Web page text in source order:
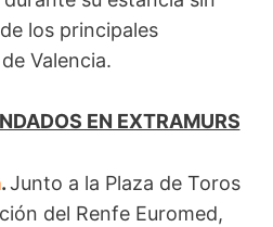
los principales
Valencia.
EN EXTRAMURS
.Junto a la Plaza de Toros
del Renfe Euromed,